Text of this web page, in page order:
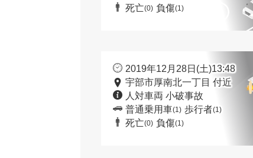
死亡(0) 負傷(1)
2019年12月28日(土)13:48
宇部市厚南北一丁目 付近
人対車両 小破事故
普通乗用車(1) 歩行者(1)
死亡(0) 負傷(1)